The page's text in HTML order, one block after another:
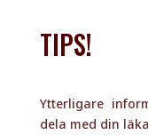
TIPS!
Ytterligare
dela med din